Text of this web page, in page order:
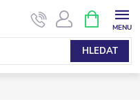
HLEDAT
NÁKUPNÍ
KOŠÍK